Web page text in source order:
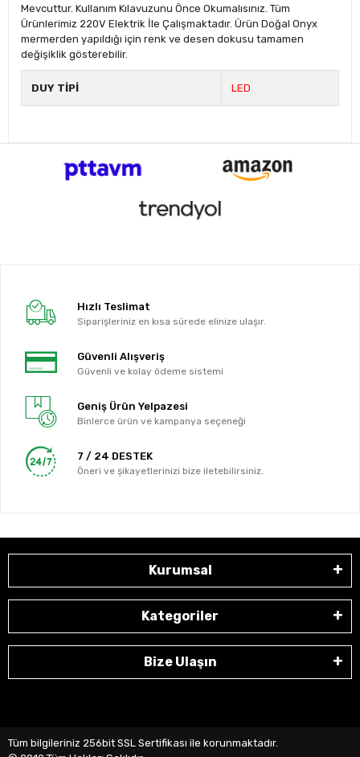
Mevcuttur. Kullanım Kılavuzunu Önce Okumalısınız. Tüm
Ürünlerimiz 220V Elektrik İle Çalışmaktadır. Ürün Doğal Onyx
mermerden yapıldığı için renk ve desen dokusu tamamen
değişiklik gösterebilir.
DUY TİPİ LED
Hızlı Teslimat
Siparişleriniz en kısa sürede elinize ulaşır.
Güvenli Alışveriş
Güvenli ve kolay ödeme sistemi
Geniş Ürün Yelpazesi
Binlerce ürün ve kampanya seçeneği
7 / 24 DESTEK
Öneri ve şikayetlerinizi bize iletebilirsiniz.
Kurumsal
Kategoriler
Bize Ulaşın
Tüm bilgileriniz 256bit SSL Sertifikası ile korunmaktadır.